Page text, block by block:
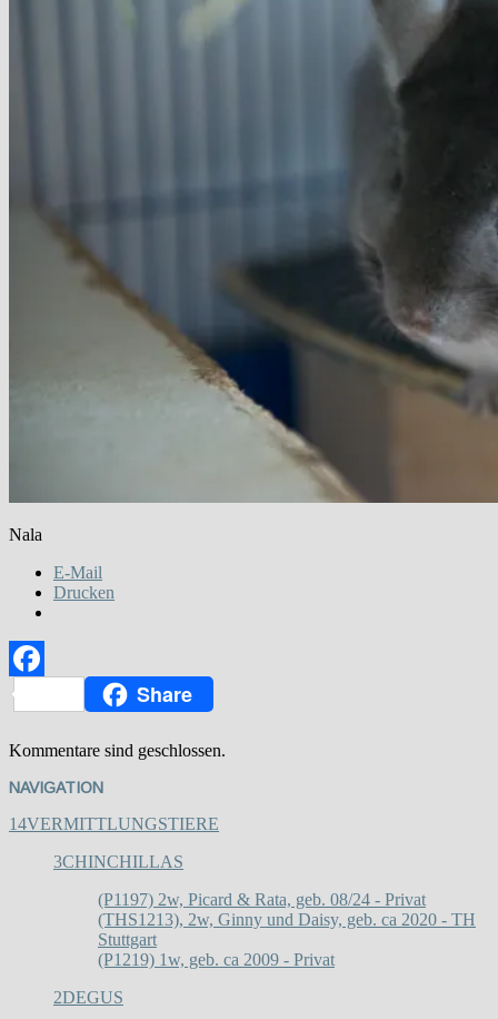
Nala
E-Mail
Drucken
FacebookShare
Kommentare sind geschlossen.
NAVIGATION
14VERMITTLUNGSTIERE
3CHINCHILLAS
(P1197) 2w, Picard & Rata, geb. 08/24 - Privat
(THS1213), 2w, Ginny und Daisy, geb. ca 2020 - TH
Stuttgart
(P1219) 1w, geb. ca 2009 - Privat
2DEGUS